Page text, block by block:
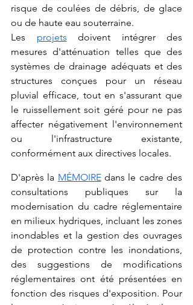
risque de coulées de débris, de glace
ou de haute eau souterraine.
Les projets doivent intégrer des
mesures d'atténuation telles que des
systèmes de drainage adéquats et des
structures conçues pour un réseau
pluvial efficace, tout en s'assurant que
le ruissellement soit géré pour ne pas
affecter négativement l'environnement
ou l'infrastructure existante,
conformément aux directives locales.
D'après la MÉMOIRE dans le cadre des
consultations publiques sur la
modernisation du cadre réglementaire
en milieux hydriques, incluant les zones
inondables et la gestion des ouvrages
de protection contre les inondations,
des suggestions de modifications
réglementaires ont été présentées en
fonction des risques d'exposition. Pour